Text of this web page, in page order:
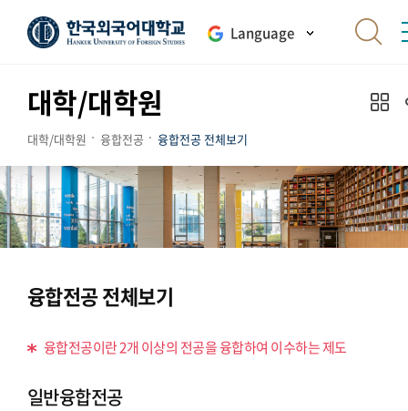
Language
대학/대학원
대학/대학원 융합전공 융합전공 전체보기
융합전공 전체보기
융합전공이란 2개 이상의 전공을 융합하여 이수하는 제도
일반융합전공